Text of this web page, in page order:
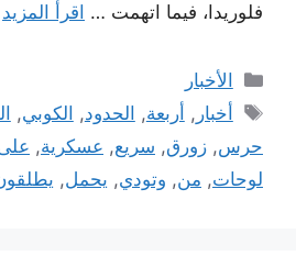
فلوريدا، فيما اتهمت … اقرأ المزيد
التصنيفات
الأخبار
الوسوم
أخبار , أربعة, الحدود, الكوبي,
حرس, زورق, سريع, عسكرية,
لوحات, من, وتودي, يحمل,